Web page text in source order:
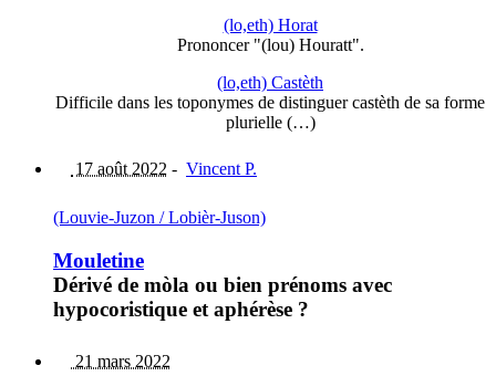
(lo,eth) Horat
Prononcer "(lou) Houratt".
(lo,eth) Castèth
Difficile dans les toponymes de distinguer castèth de sa forme
plurielle (…)
17 août 2022 - Vincent P.
(Louvie-Juzon / Lobièr-Juson)
Mouletine
Dérivé de mòla ou bien prénoms avec
hypocoristique et aphérèse ?
21 mars 2022